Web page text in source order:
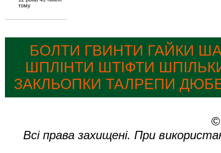
тому
БОЛТИ ГВИНТИ ГАЙКИ
ШПЛІНТИ ШТІФТИ
ЗАКЛЬОПКИ ТАЛРЕПИ
©
Всі права захищені. При